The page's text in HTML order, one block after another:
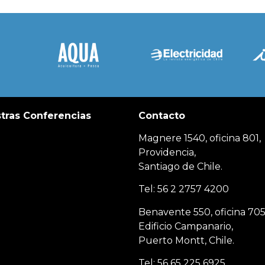
Conferencias Contacto
Magnere 1540, oficina 801,
Providencia,
Santiago de Chile.
Tel: 56 2 2757 4200
Benavente 550, oficina
Edificio Campanario,
Puerto Montt, Chile.